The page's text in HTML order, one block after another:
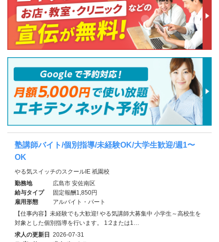
塾講師バイト/個別指導/未経験OK/大学生歓迎/週1〜
OK
やる気スイッチのスクールIE 祇園校
勤務地
広島市 安佐南区
給与タイプ
固定報酬1,850円
雇用形態
アルバイト・パート
【仕事内容】未経験でも大歓迎! やる気講師大募集中 小学生～高校生を
対象とした個別指導を行います。 1:2または1…
求人の更新日 2026-07-31